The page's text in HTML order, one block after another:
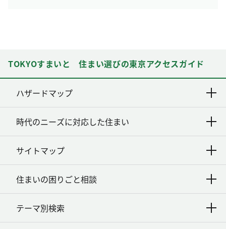
TOKYOすまいと 住まい選びの東京アクセスガイド
ハザードマップ
時代のニーズに対応した住まい
サイトマップ
住まいの困りごと相談
テーマ別検索